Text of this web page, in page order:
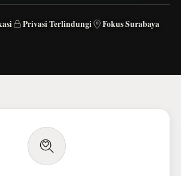
Privasi Terlindungi Fokus Surabaya